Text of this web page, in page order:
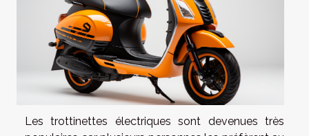
Les trottinettes électriques sont devenues très